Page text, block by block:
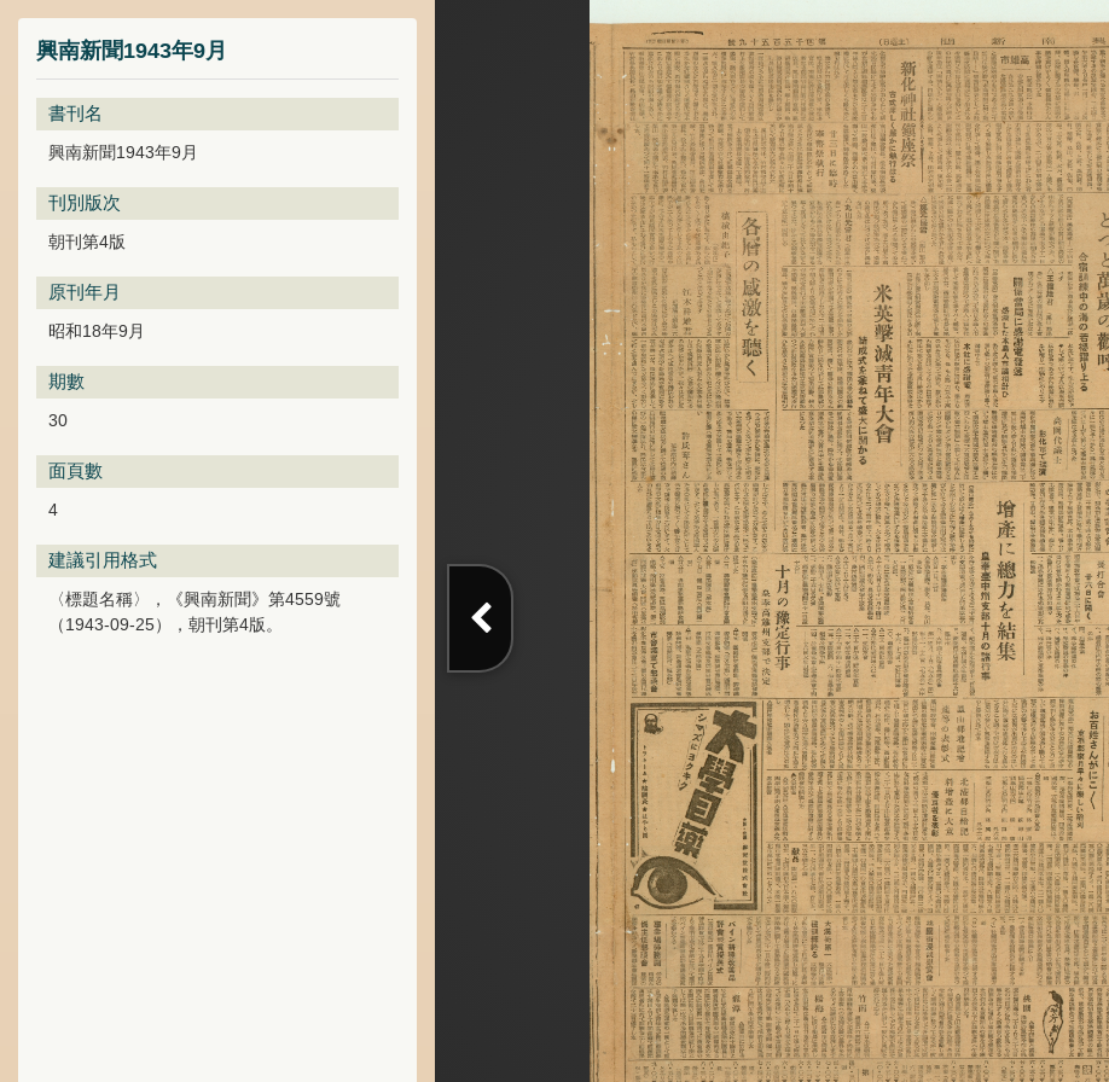
興南新聞1943年9月
書刊名
興南新聞1943年9月
刊別版次
朝刊第4版
原刊年月
昭和18年9月
期數
30
面頁數
4
建議引用格式
〈標題名稱〉，《興南新聞》第4559號
（1943-09-25），朝刊第4版。